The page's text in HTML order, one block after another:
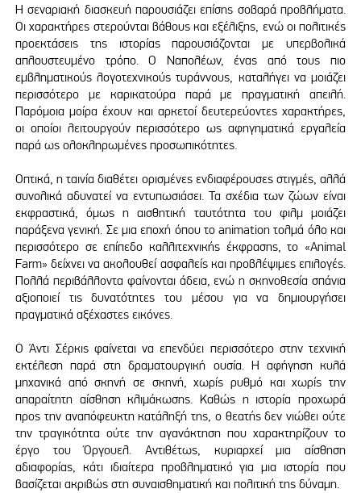
Η σεναριακή διασκευή παρουσιάζει επίσης σοβαρά προβλήματα.
Οι χαρακτήρες στερούνται βάθους και εξέλιξης, ενώ οι πολιτικές
προεκτάσεις της ιστορίας παρουσιάζονται με υπερβολικά
απλουστευμένο τρόπο. Ο Ναπολέων, ένας από τους πιο
εμβληματικούς λογοτεχνικούς τυράννους, καταλήγει να μοιάζει
περισσότερο με καρικατούρα παρά με πραγματική απειλή.
Παρόμοια μοίρα έχουν και αρκετοί δευτερεύοντες χαρακτήρες,
οι οποίοι λειτουργούν περισσότερο ως αφηγηματικά εργαλεία
παρά ως ολοκληρωμένες προσωπικότητες.
Οπτικά, η ταινία διαθέτει ορισμένες ενδιαφέρουσες στιγμές, αλλά
συνολικά αδυνατεί να εντυπωσιάσει. Τα σχέδια των ζώων είναι
εκφραστικά, όμως η αισθητική ταυτότητα του φιλμ μοιάζει
παράξενα γενική. Σε μια εποχή όπου το animation τολμά όλο και
περισσότερο σε επίπεδο καλλιτεχνικής έκφρασης, το «Animal
Farm» δείχνει να ακολουθεί ασφαλείς και προβλέψιμες επιλογές.
Πολλά περιβάλλοντα φαίνονται άδεια, ενώ η σκηνοθεσία σπάνια
αξιοποιεί τις δυνατότητες του μέσου για να δημιουργήσει
πραγματικά αξέχαστες εικόνες.
Ο Άντι Σέρκις φαίνεται να επενδύει περισσότερο στην τεχνική
εκτέλεση παρά στη δραματουργική ουσία. Η αφήγηση κυλά
μηχανικά από σκηνή σε σκηνή, χωρίς ρυθμό και χωρίς την
απαραίτητη αίσθηση κλιμάκωσης. Καθώς η ιστορία προχωρά
προς την αναπόφευκτη κατάληξή της, ο θεατής δεν νιώθει ούτε
την τραγικότητα ούτε την αγανάκτηση που χαρακτηρίζουν το
έργο του Όργουελ. Αντιθέτως, κυριαρχεί μια αίσθηση
αδιαφορίας, κάτι ιδιαίτερα προβληματικό για μια ιστορία που
βασίζεται ακριβώς στη συναισθηματική και πολιτική της δύναμη.